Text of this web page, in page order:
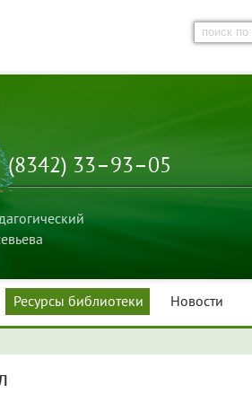
(8342) 33–93–05
Ресурсы библиотеки Новости